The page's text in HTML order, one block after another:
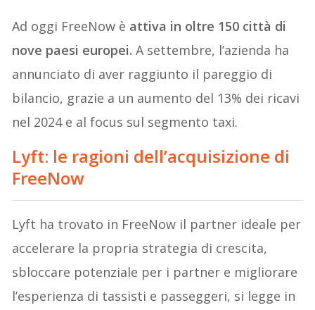
Ad oggi FreeNow è attiva in oltre 150 città di
nove paesi europei. A settembre, l’azienda ha
annunciato di aver raggiunto il pareggio di
bilancio, grazie a un aumento del 13% dei ricavi
nel 2024 e al focus sul segmento taxi.
Lyft: le ragioni dell’acquisizione di
FreeNow
Lyft ha trovato in FreeNow il partner ideale per
accelerare la propria strategia di crescita,
sbloccare potenziale per i partner e migliorare
l’esperienza di tassisti e passeggeri, si legge in